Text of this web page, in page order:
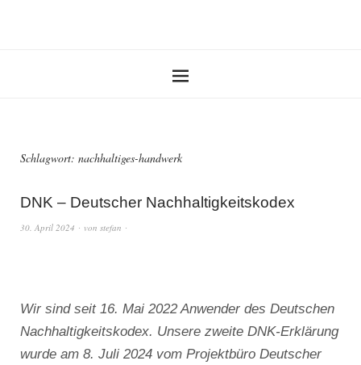
Schlagwort: nachhaltiges-handwerk
DNK – Deutscher Nachhaltigkeitskodex
30. April 2024 von stefan
Wir sind seit 16. Mai 2022 Anwender des Deutschen
Nachhaltigkeitskodex. Unsere zweite DNK-Erklärung
wurde am 8. Juli 2024 vom Projektbüro Deutscher